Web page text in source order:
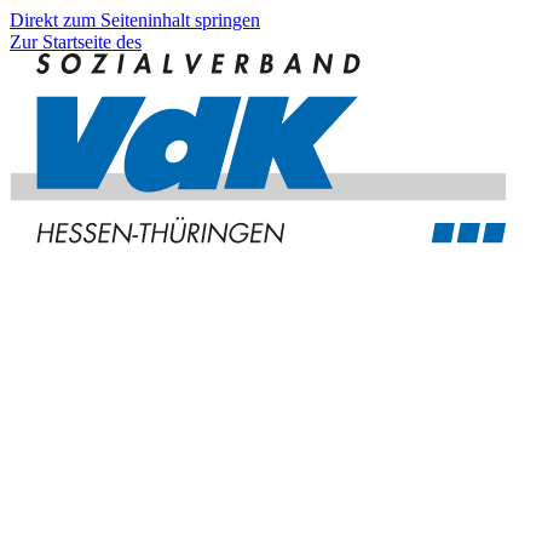
Direkt zum Seiteninhalt springen
Zur Startseite des